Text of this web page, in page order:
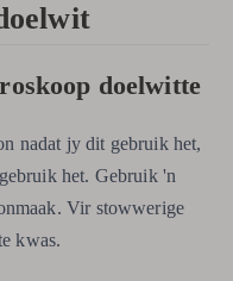
doelwitte
nadat jy dit gebruik het,
het. Gebruik 'n
Vir stowwerige
kwas.